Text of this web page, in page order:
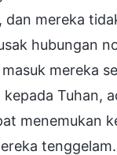
mereka
hubungan
mereka
Tuhan,
menemukan